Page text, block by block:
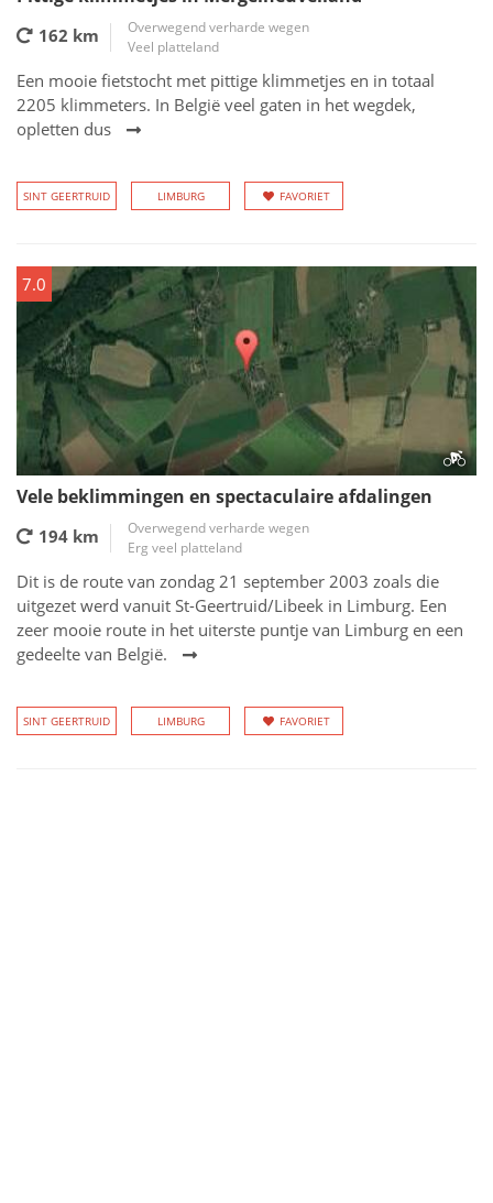
162 km
Overwegend verharde wegen
Veel platteland
Een mooie fietstocht met pittige klimmetjes en in totaal
2205 klimmeters. In België veel gaten in het wegdek,
opletten dus
SINT GEERTRUID LIMBURG FAVORIET
7.0
Vele beklimmingen en spectaculaire afdalingen
194 km
Overwegend verharde wegen
Erg veel platteland
Dit is de route van zondag 21 september 2003 zoals die
uitgezet werd vanuit St-Geertruid/Libeek in Limburg. Een
zeer mooie route in het uiterste puntje van Limburg en een
gedeelte van België.
SINT GEERTRUID LIMBURG FAVORIET